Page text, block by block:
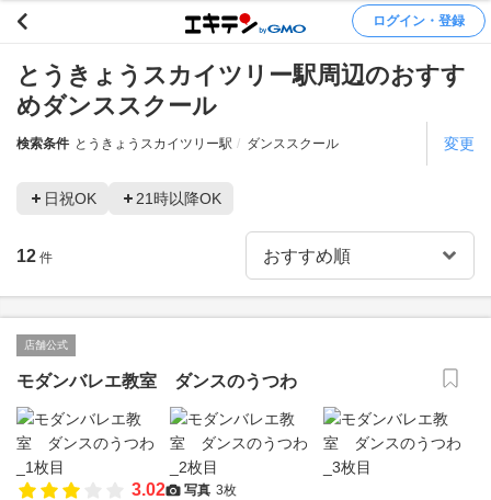
ログイン・登録
とうきょうスカイツリー駅周辺のおすす
めダンススクール
検索条件 とうきょうスカイツリー駅 ダンススクール 変更
日祝OK 21時以降OK
12 件
店舗公式
モダンバレエ教室 ダンスのうつわ
3.02 写真 3枚